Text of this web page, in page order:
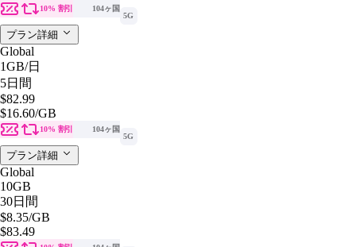
10% 割引
104ヶ国
5G
プラン詳細
Global
1GB/日
5日間
$82.99
$16.60/GB
10% 割引
104ヶ国
5G
プラン詳細
Global
10GB
30日間
$8.35/GB
$83.49